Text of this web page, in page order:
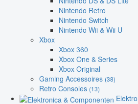
Nintendo Retro
Nintendo Switch
Nintendo Wii & Wii U
Xbox
Xbox 360
Xbox One & Series
Xbox Original
Gaming Accessoires (38)
Retro Consoles (13)